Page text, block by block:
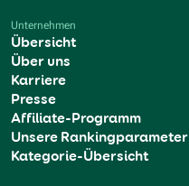
Unternehmen
Übersicht
Über uns
Karriere
Presse
Affiliate-Programm
Unsere Rankingparameter
Kategorie-Übersicht